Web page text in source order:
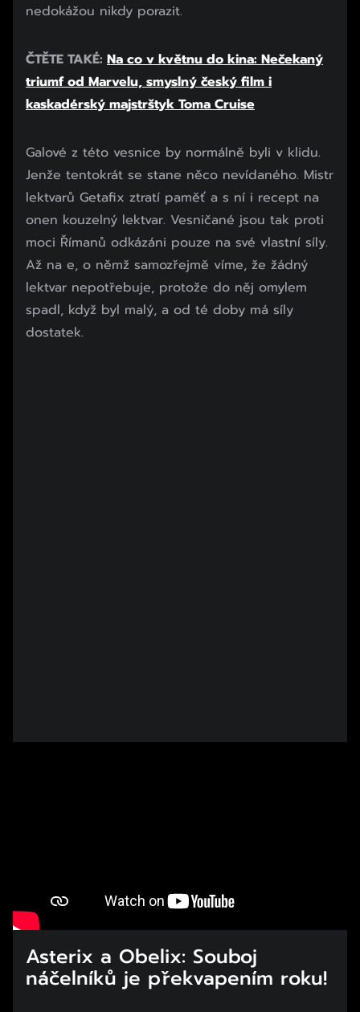
nedokážou nikdy porazit.
ČTĚTE TAKÉ: Na co v květnu do kina: Nečekaný
triumf od Marvelu, smyslný český film i
kaskadérský majstrštyk Toma Cruise
Začátek reklamy
Konec reklamy
Galové z této vesnice by normálně byli v klidu.
Jenže tentokrát se stane něco nevídaného. Mistr
lektvarů Getafix ztratí paměť a s ní i recept na
onen kouzelný lektvar. Vesničané jsou tak proti
moci Římanů odkázáni pouze na své vlastní síly.
Až na e, o němž samozřejmě víme, že žádný
lektvar nepotřebuje, protože do něj omylem
spadl, když byl malý, a od té doby má síly
dostatek.
Asterix a Obelix: Souboj
náčelníků je překvapením roku!